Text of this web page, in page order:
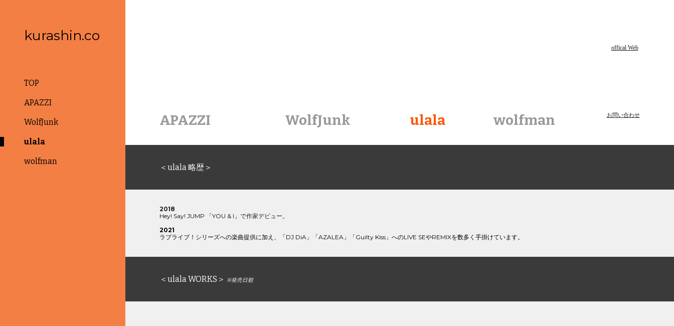
kurashin.co
TOP
APAZZI
WolfJunk
ulala
wolfman
offical Web
APAZZI WolfJunk ulala wolfman お問い合わせ
＜ulala 略歴＞
2018
Hey! Say! JUMP
「YOU & I」で作家デビュー。
2021
ラブライブ！ シリーズへの楽曲提供に加え、「DJ DiA」「AZALEA」「Guilty Kiss」へのLIVE SEやREMIXを数多く手掛けています。
＜ulala WORKS＞ ※発売日順